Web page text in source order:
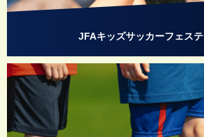
JFAキッズサッカーフェス